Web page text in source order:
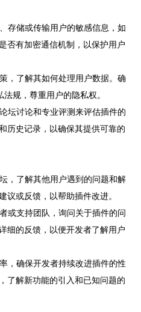
存储或传输用户的敏感信息，如
否有加密通信机制，以保护用户
，了解其如何处理用户数据。确
规，尊重用户的隐私权。
坛讨论和专业评测来评估插件的
历史记录，以确保其提供可靠的
，了解其他用户遇到的问题和解
议或反馈，以帮助插件改进。
或支持团队，询问关于插件的问
细的反馈，以便开发者了解用户
，确保开发者持续改进插件的性
了解新功能的引入和已知问题的